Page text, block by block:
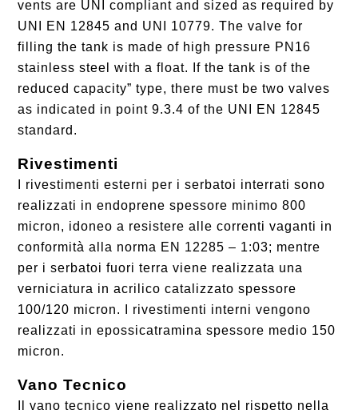
vents are UNI compliant and sized as required by
UNI EN 12845 and UNI 10779. The valve for
filling the tank is made of high pressure PN16
stainless steel with a float. If the tank is of the
reduced capacity” type, there must be two valves
as indicated in point 9.3.4 of the UNI EN 12845
standard.
Rivestimenti
I rivestimenti esterni per i serbatoi interrati sono
realizzati in endoprene spessore minimo 800
micron, idoneo a resistere alle correnti vaganti in
conformità alla norma EN 12285 – 1:03; mentre
per i serbatoi fuori terra viene realizzata una
verniciatura in acrilico catalizzato spessore
100/120 micron. I rivestimenti interni vengono
realizzati in epossicatramina spessore medio 150
micron.
Vano Tecnico
Il vano tecnico viene realizzato nel rispetto nella